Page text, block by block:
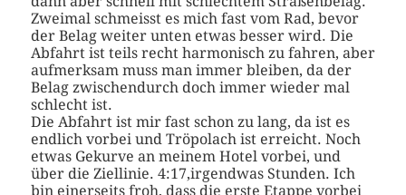
Zweimal schmeisst es mich fast vom Rad, bevor
der Belag weiter unten etwas besser wird. Die
Abfahrt ist teils recht harmonisch zu fahren, aber
aufmerksam muss man immer bleiben, da der
Belag zwischendurch doch immer wieder mal
schlecht ist.
Die Abfahrt ist mir fast schon zu lang, da ist es
endlich vorbei und Tröpolach ist erreicht. Noch
etwas Gekurve an meinem Hotel vorbei, und
über die Ziellinie. 4:17,irgendwas Stunden. Ich
bin einerseits froh, dass die erste Etappe vorbei